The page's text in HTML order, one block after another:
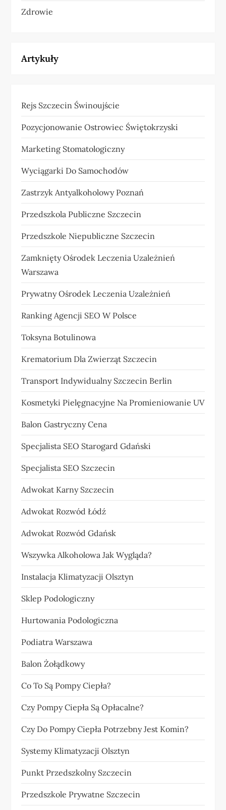
Zdrowie
Artykuły
Rejs Szczecin Świnoujście
Pozycjonowanie Ostrowiec Świętokrzyski
Marketing Stomatologiczny
Wyciągarki Do Samochodów
Zastrzyk Antyalkoholowy Poznań
Przedszkola Publiczne Szczecin
Przedszkole Niepubliczne Szczecin
Zamknięty Ośrodek Leczenia Uzależnień
Warszawa
Prywatny Ośrodek Leczenia Uzależnień
Ranking Agencji SEO W Polsce
Toksyna Botulinowa
Krematorium Dla Zwierząt Szczecin
Transport Indywidualny Szczecin Berlin
Kosmetyki Pielęgnacyjne Na Promieniowanie UV
Balon Gastryczny Cena
Specjalista SEO Starogard Gdański
Specjalista SEO Szczecin
Adwokat Karny Szczecin
Adwokat Rozwód Łódź
Adwokat Rozwód Gdańsk
Wszywka Alkoholowa Jak Wygląda?
Instalacja Klimatyzacji Olsztyn
Sklep Podologiczny
Hurtowania Podologiczna
Podiatra Warszawa
Balon Żołądkowy
Co To Są Pompy Ciepła?
Czy Pompy Ciepła Są Opłacalne?
Czy Do Pompy Ciepła Potrzebny Jest Komin?
Systemy Klimatyzacji Olsztyn
Punkt Przedszkolny Szczecin
Przedszkole Prywatne Szczecin